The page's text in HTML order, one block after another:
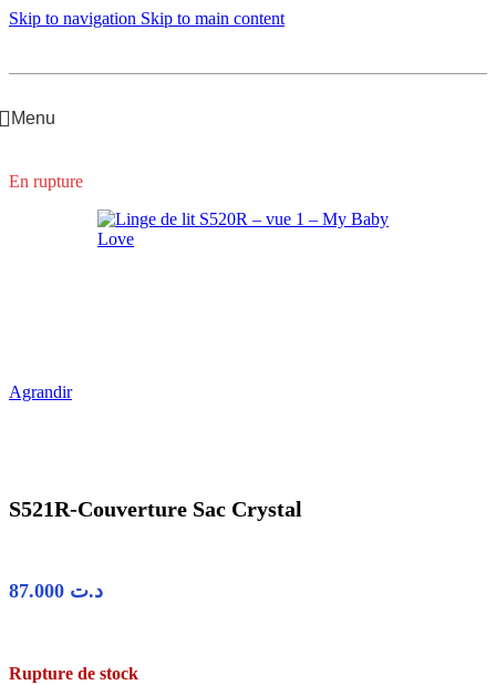
Skip to navigation Skip to main content
Menu
En rupture
Agrandir
S521R-Couverture Sac Crystal
د.ت
Rupture de stock